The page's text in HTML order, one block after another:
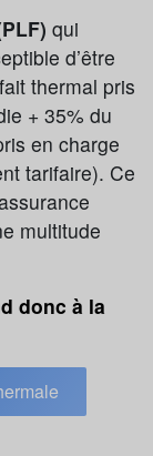
qui
d’être
thermal pris
+ 35% du
en charge
tarifaire). Ce
multitude
donc à la